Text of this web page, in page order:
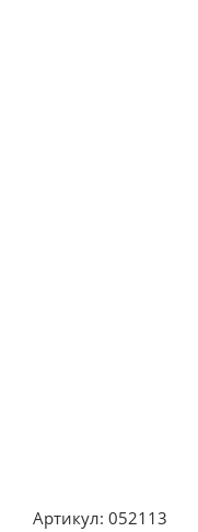
Артикул: 052113